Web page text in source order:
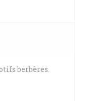
berbères.